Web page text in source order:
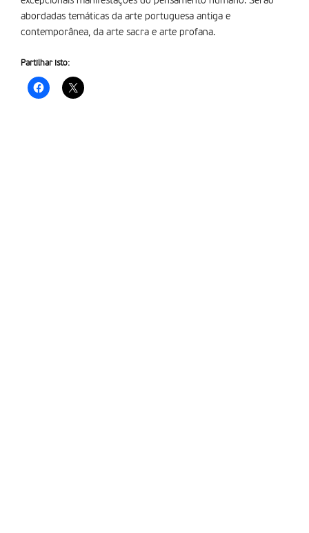
abordadas temáticas da arte portuguesa antiga e
contemporânea, da arte sacra e arte profana.
Partilhar isto: